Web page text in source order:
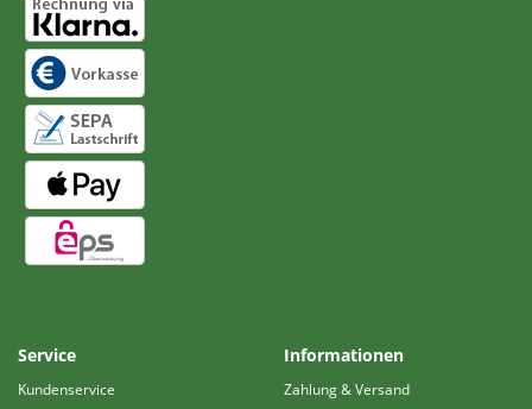
Service
Kundenservice
Informationen
Zahlung & Versand